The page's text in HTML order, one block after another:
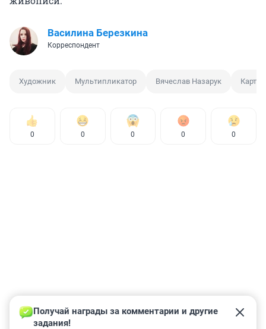
Василина Березкина
Корреспондент
Художник Мультипликатор Вячеслав Назарук
0 0 0 0 0
Получай награды за комментарии и другие
задания!